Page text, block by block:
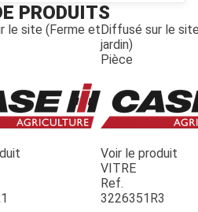
PRODUITS
le site (Ferme etDiffusé sur le
jardin)
Pièce
Voir le produit
VITRE
Ref.
3226351R3